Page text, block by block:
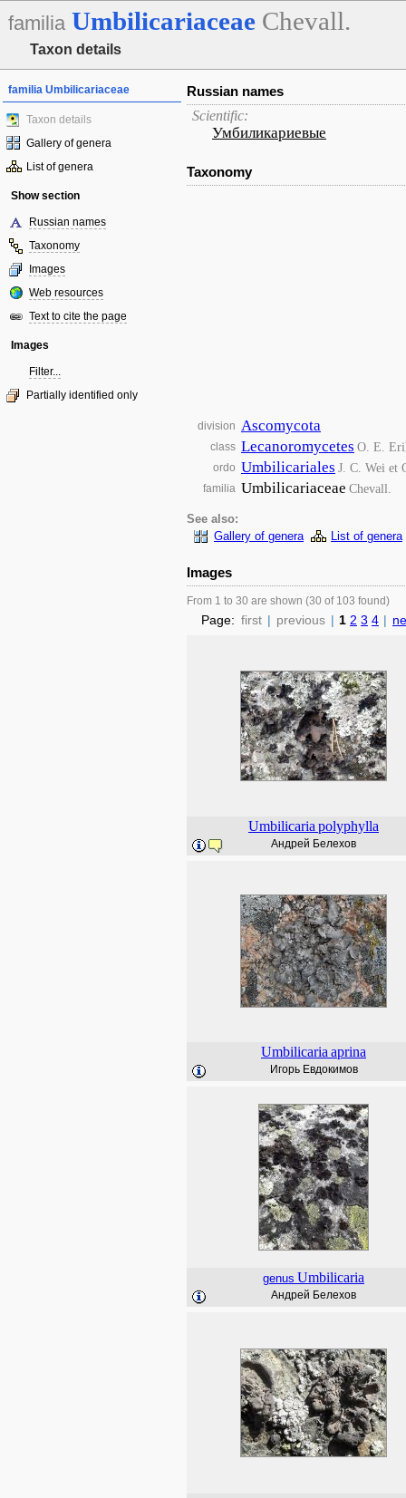
familia Umbilicariaceae Chevall.
Taxon details
familia Umbilicariaceae
Taxon details
Gallery of genera
List of genera
Show section
Russian names
Taxonomy
Images
Web resources
Text to cite the page
Images
Filter...
Partially identified only
Russian names
Scientific:
Умбиликариевые
Taxonomy
division Ascomycota
class Lecanoromycetes O. E.
ordo Umbilicariales J. C. Wei et
familia Umbilicariaceae Chevall.
See also:
Gallery of genera
List of genera
Images
From 1 to 30 are shown (30 of 103 found)
Page: first | previous | 1 2 3 4 |
Umbilicaria polyphylla
Андрей Белехов
Umbilicaria aprina
Игорь Евдокимов
genus Umbilicaria
Андрей Белехов